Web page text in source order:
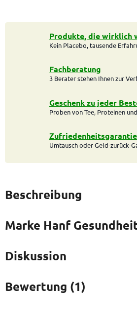
Produkte, die wirklich
Kein Placebo, tausende
Fachberatung
3 Berater stehen Ihnen zur
Geschenk zu jeder
Proben von Tee, Proteinen
Zufriedenheitsgarantie
Umtausch oder Geld-zurück-
Beschreibung
Marke Hanf
Diskussion
Bewertung (1)